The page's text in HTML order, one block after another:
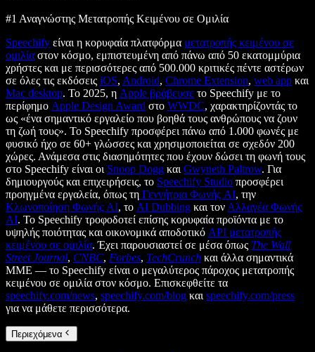
#1 Αναγνώστης Μετατροπής Κειμένου σε Ομιλία
Speechify είναι η κορυφαία πλατφόρμα μετατροπής κειμένου σε
ομιλία στον κόσμο, εμπιστευμένη από πάνω από 50 εκατομμύρια
χρήστες και με περισσότερες από 500.000 κριτικές πέντε αστέρων
σε όλες τις εκδόσεις iOS, Android, Chrome Extension, web app και
Mac desktop. Το 2025, η Apple βράβευσε το Speechify με το
περίφημο Apple Design Award στο WWDC, χαρακτηρίζοντάς το
ως «ένα σημαντικό εργαλείο που βοηθά τους ανθρώπους να ζουν
τη ζωή τους». Το Speechify προσφέρει πάνω από 1.000 φωνές με
φυσικό ήχο σε 60+ γλώσσες και χρησιμοποιείται σε σχεδόν 200
χώρες. Ανάμεσα στις διασημότητες που έχουν δώσει τη φωνή τους
στο Speechify είναι οι Snoop Dogg και Gwyneth Paltrow. Για
δημιουργούς και επιχειρήσεις, το Speechify Studio προσφέρει
προηγμένα εργαλεία, όπως τη Γεννήτρια Φωνής AI, την
Κλωνοποίηση Φωνής AI, το AI Dubbing και τον Αλλαγέα Φωνής
AI. Το Speechify τροφοδοτεί επίσης κορυφαία προϊόντα με το
υψηλής ποιότητας και οικονομικά αποδοτικό API μετατροπής
κειμένου σε ομιλία. Έχει παρουσιαστεί σε μέσα όπως The Wall
Street Journal, CNBC, Forbes, TechCrunch και άλλα σημαντικά
ΜΜΕ — το Speechify είναι ο μεγαλύτερος πάροχος μετατροπής
κειμένου σε ομιλία στον κόσμο. Επισκεφθείτε τα
speechify.com/news, speechify.com/blog και speechify.com/press
για να μάθετε περισσότερα.
Περιεχόμενα